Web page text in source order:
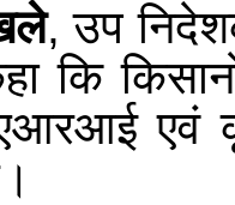
, उप
कि
एवं